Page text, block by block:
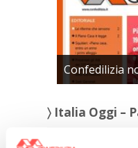
Confedilizia
〉 Italia Oggi –